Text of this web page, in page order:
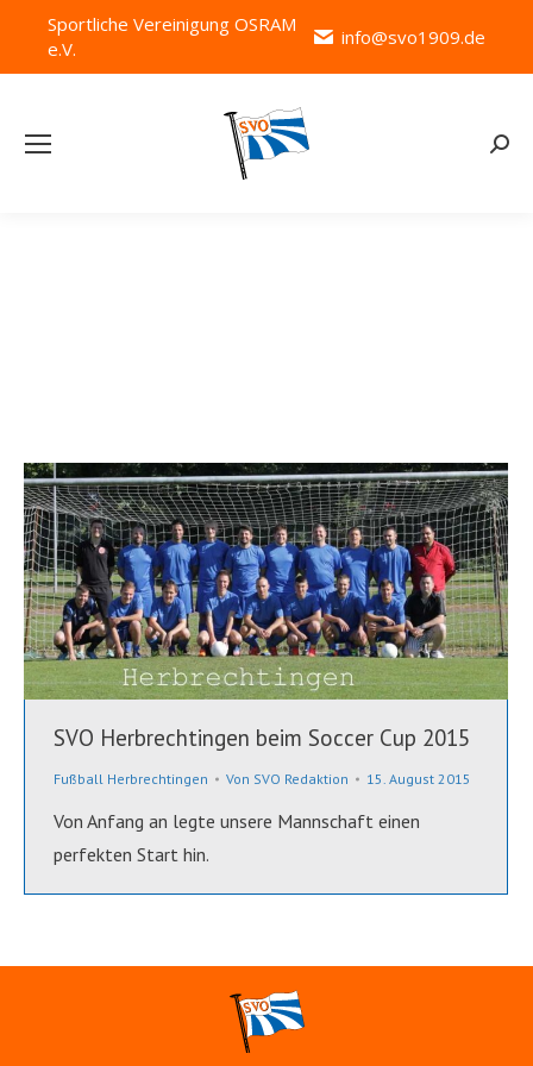
Sportliche Vereinigung OSRAM
e.V.
info@svo1909.de
SVO Herbrechtingen beim Soccer Cup 2015
Fußball Herbrechtingen Von SVO Redaktion 15. August 2015
Von Anfang an legte unsere Mannschaft einen
perfekten Start hin.